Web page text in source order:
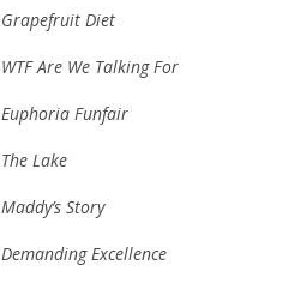
Grapefruit Diet
WTF Are We Talking For
Euphoria Funfair
The Lake
Maddy’s Story
Demanding Excellence